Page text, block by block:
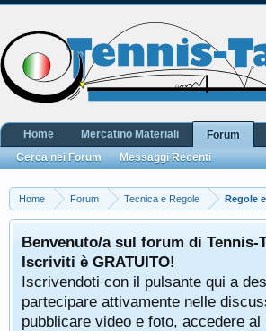
Home Forum Tecnica e Regole Regole
Benvenuto/a sul forum di Tennis-
Iscriviti è GRATUITO!
Iscrivendoti con il pulsante qui a
partecipare attivamente nelle
pubblicare video e foto, accedere al
Home Mercatino Materiali
Forum
Cerca nei Forum
Messaggi Recenti